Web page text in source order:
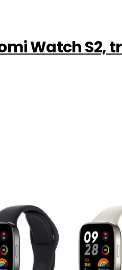
Watch S2,